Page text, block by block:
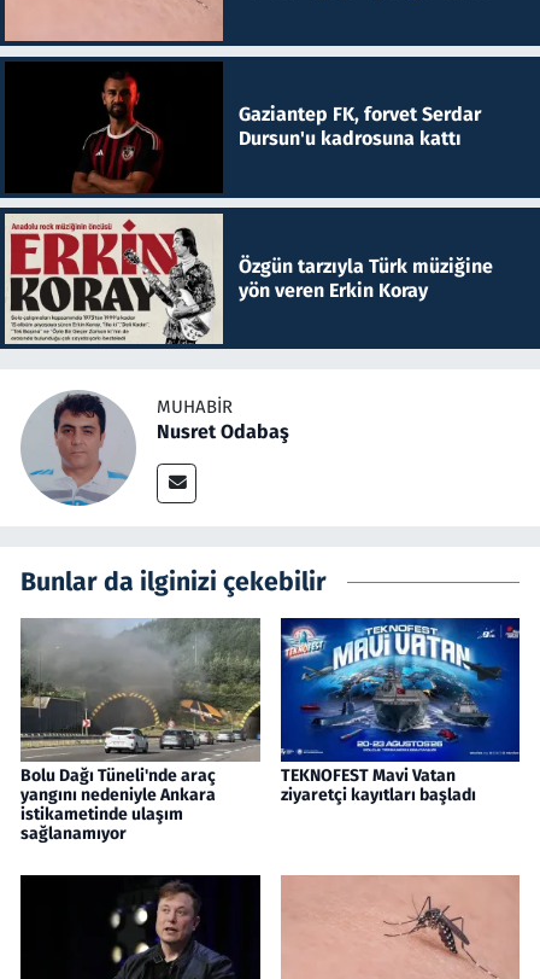
Gaziantep FK, forvet Serdar
Dursun'u kadrosuna kattı
Özgün tarzıyla Türk müziğine
yön veren Erkin Koray
MUHABIR
Nusret Odabaş
Bunlar da ilginizi çekebilir
Bolu Dağı Tüneli'nde araç
yangını nedeniyle Ankara
istikametinde ulaşım
sağlanamıyor
TEKNOFEST Mavi Vatan
ziyaretçi kayıtları başladı